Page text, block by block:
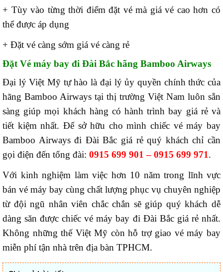
+ Tùy vào từng thời điểm đặt vé mà giá vé cao hơn có
thể được áp dụng
+ Đặt vé càng sớm giá vé càng rẻ
Đặt Vé máy bay đi Đài Bắc hãng Bamboo Airways
Đại lý Việt Mỹ tự hào là đại lý ủy quyền chính thức của
hãng Bamboo Airways tại thị trường Việt Nam luôn sẵn
sàng giúp mọi khách hàng có hành trình bay giá rẻ và
tiết kiệm nhất. Để sở hữu cho mình chiếc vé máy bay
Bamboo Airways đi Đài Bắc giá rẻ quý khách chỉ cần
gọi điện đến tổng đài: 0915 699 901 – 0915 699 971.
Với kinh nghiệm làm việc hơn 10 năm trong lĩnh vực
bán vé máy bay cùng chất lượng phục vụ chuyên nghiệp
từ đội ngũ nhân viên chắc chắn sẽ giúp quý khách dễ
dàng săn được chiếc vé máy bay đi Đài Bắc giá rẻ nhất.
Không những thế Việt Mỹ còn hỗ trợ giao vé máy bay
miễn phí tận nhà trên địa bàn TPHCM.